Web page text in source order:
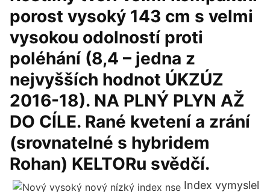
porost vysoký 143 cm s velmi
vysokou odolností proti
poléhání (8,4 – jedna z
nejvyšších hodnot ÚKZÚZ
2016-18). NA PLNÝ PLYN AŽ
DO CÍLE. Rané kvetení a zrání
(srovnatelné s hybridem
Rohan) KELTORu svědčí.
Index vymyslel